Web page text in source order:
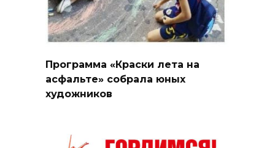
Программа «Краски лета на
асфальте» собрала юных
художников